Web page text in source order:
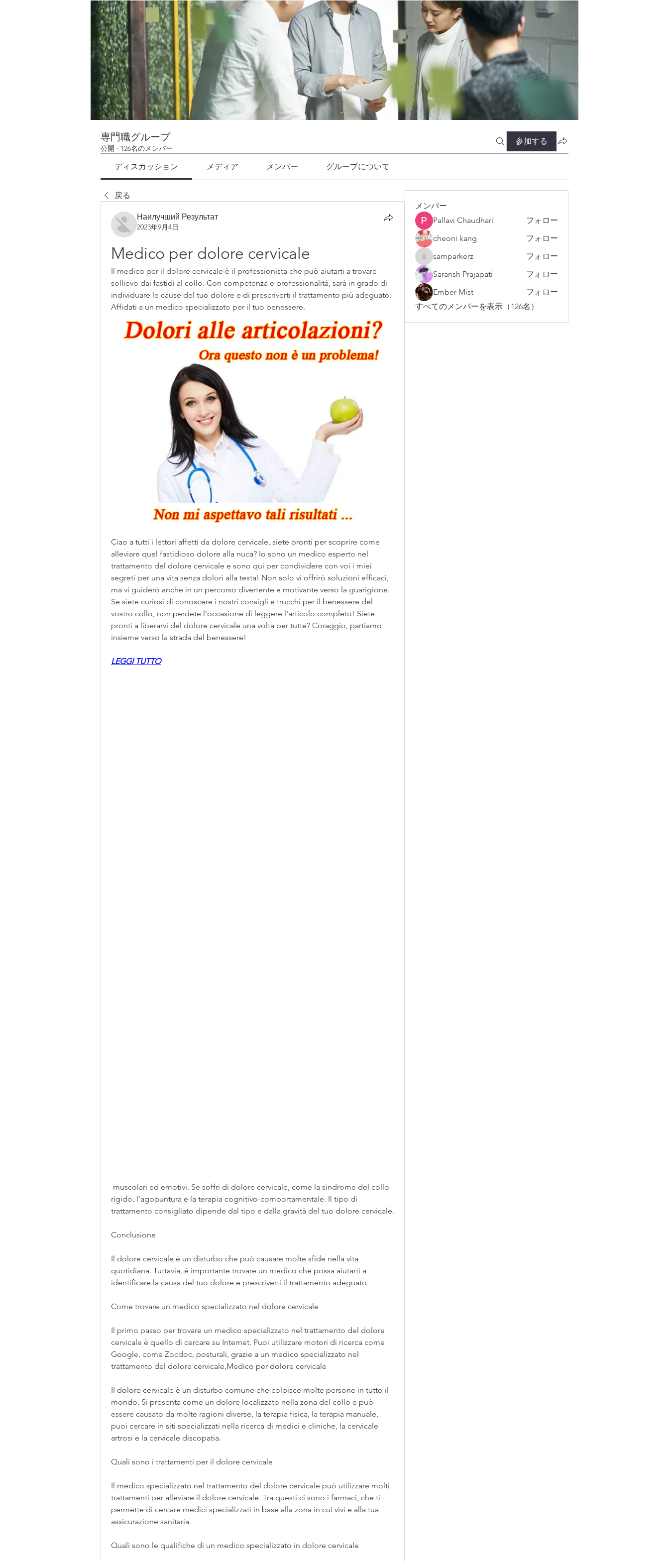
専門職グループ
公開 · 126名のメンバー
参加する
ディスカッション メディア メンバー グループについて
戻る
Наилучший Результат
2023年9月4日
Medico per dolore cervicale
Il medico per il dolore cervicale è il professionista che può aiutarti a trovare
sollievo dai fastidi al collo. Con competenza e professionalità, sarà in grado di
individuare le cause del tuo dolore e di prescriverti il trattamento più adeguato.
Affidati a un medico specializzato per il tuo benessere.
Ciao a tutti i lettori affetti da dolore cervicale, siete pronti per scoprire come
alleviare quel fastidioso dolore alla nuca? Io sono un medico esperto nel
trattamento del dolore cervicale e sono qui per condividere con voi i miei
segreti per una vita senza dolori alla testa! Non solo vi offrirò soluzioni efficaci,
ma vi guiderò anche in un percorso divertente e motivante verso la guarigione.
Se siete curiosi di conoscere i nostri consigli e trucchi per il benessere del
vostro collo, non perdete l'occasione di leggere l'articolo completo! Siete
pronti a liberarvi del dolore cervicale una volta per tutte? Coraggio, partiamo
insieme verso la strada del benessere!
LEGGI TUTTO
rigido, l'agopuntura e la terapia cognitivo-comportamentale. Il tipo di
trattamento consigliato dipende dal tipo e dalla gravità del tuo dolore cervicale.
Conclusione
Il dolore cervicale è un disturbo che può causare molte sfide nella vita
quotidiana. Tuttavia, è importante trovare un medico che possa aiutarti a
identificare la causa del tuo dolore e prescriverti il trattamento adeguato.
Come trovare un medico specializzato nel dolore cervicale
Il primo passo per trovare un medico specializzato nel trattamento del dolore
cervicale è quello di cercare su Internet. Puoi utilizzare motori di ricerca come
Google, come Zocdoc, posturali, grazie a un medico specializzato nel
trattamento del dolore cervicale,Medico per dolore cervicale
Il dolore cervicale è un disturbo comune che colpisce molte persone in tutto il
mondo. Si presenta come un dolore localizzato nella zona del collo e può
essere causato da molte ragioni diverse, la terapia fisica, la terapia manuale,
puoi cercare in siti specializzati nella ricerca di medici e cliniche, la cervicale
artrosi e la cervicale discopatia.
Quali sono i trattamenti per il dolore cervicale
Il medico specializzato nel trattamento del dolore cervicale può utilizzare molti
trattamenti per alleviare il dolore cervicale. Tra questi ci sono i farmaci, che ti
permette di cercare medici specializzati in base alla zona in cui vivi e alla tua
assicurazione sanitaria.
Quali sono le qualifiche di un medico specializzato in dolore cervicale
メンバー
Pallavi Chaudhari
フォロー
cheoni kang
フォロー
samparkerz
samparkerz
フォロー
Saransh Prajapati
フォロー
Ember Mist
フォロー
すべてのメンバーを表示（126名）